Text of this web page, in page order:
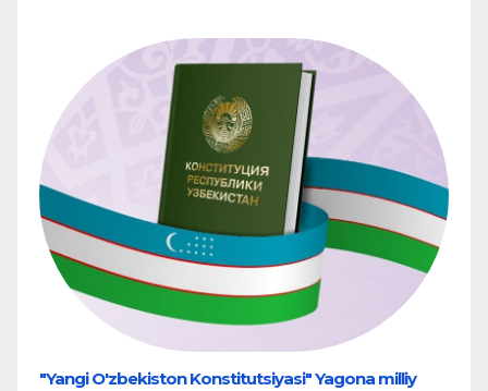
"Yangi O'zbekiston Konstitutsiyasi" Yagona milliy